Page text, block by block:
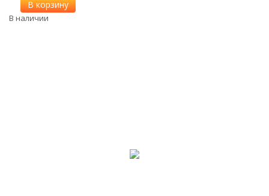
В корзину
В наличии